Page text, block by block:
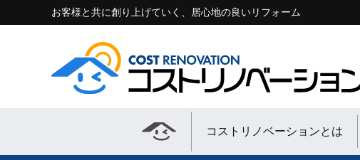
お客様と共に創り上げていく、居心地の良いリフォーム
コストリノベーションとは